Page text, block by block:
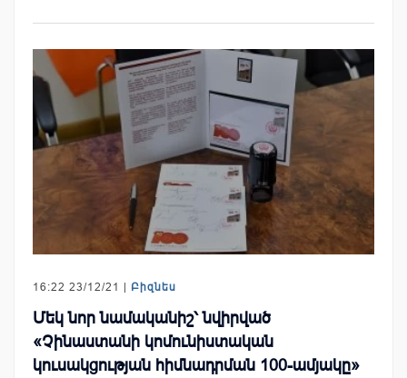
16:22 23/12/21 | Բիզնես
Մեկ նոր նամականիշ՝ նվիրված
«Չինաստանի կոմունիստական
կուսակցության հիմնադրման 100-ամյակը»